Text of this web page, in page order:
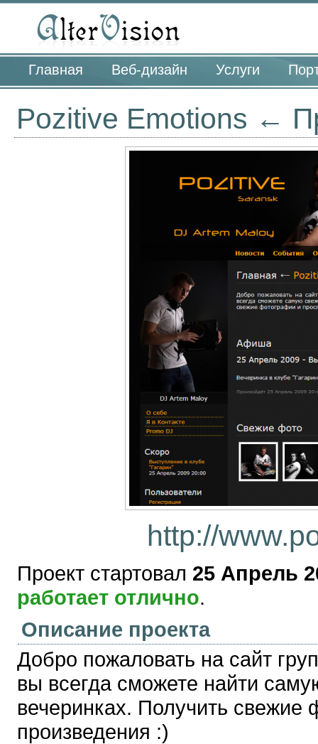
Главная Веб-дизайн Услуги
Pozitive Emotions ←
http://
Проект стартовал 25 Апрель
работает отлично.
Описание проекта
Добро пожаловать на сайт
вы всегда сможете найти
вечеринках. Получить
произведения :)